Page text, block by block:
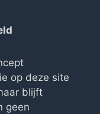
op deze site
blijft
geen